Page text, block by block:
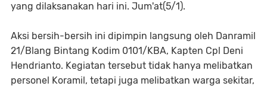
yang dilaksanakan hari ini. Jum'at(5/1).
Aksi bersih-bersih ini dipimpin langsung oleh Danramil
21/Blang Bintang Kodim 0101/KBA, Kapten Cpl Deni
Hendrianto. Kegiatan tersebut tidak hanya melibatkan
personel Koramil, tetapi juga melibatkan warga sekitar,